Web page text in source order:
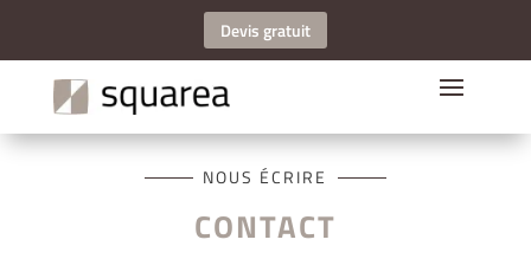
Devis gratuit
NOUS ÉCRIRE
CONTACT